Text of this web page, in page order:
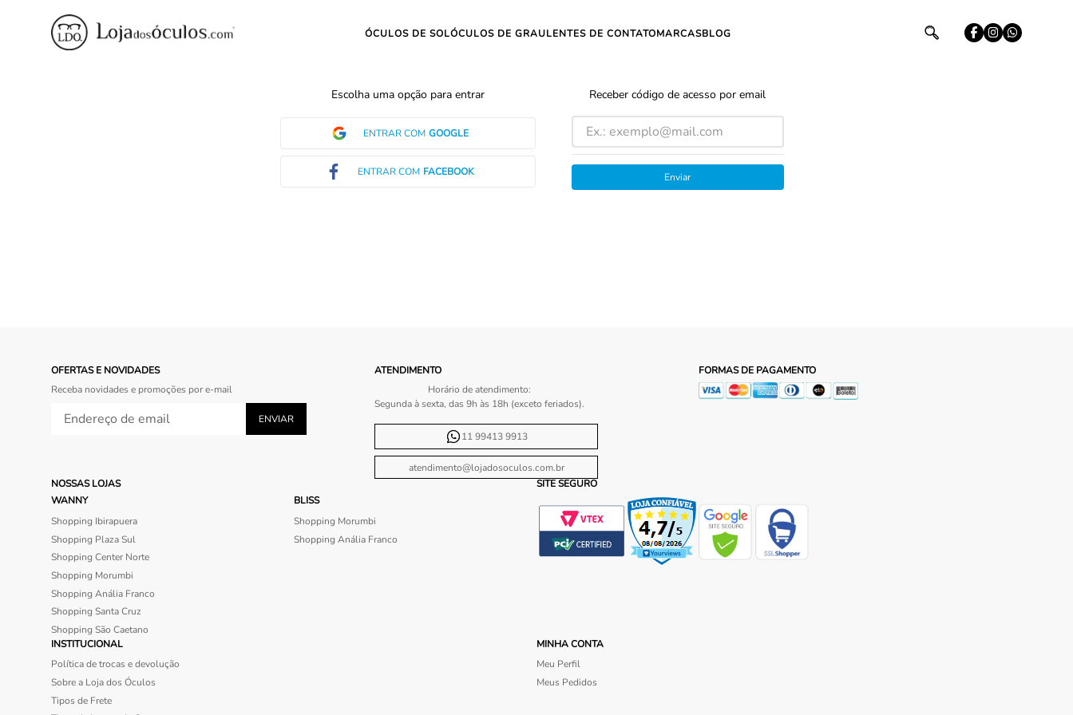
ÓCULOS DE SOLÓCULOS DE GRAULENTES DE CONTATOMARCASBLOG
Escolha uma opção para entrar
ENTRAR COM GOOGLE
ENTRAR COM FACEBOOK
Receber código de acesso por email
Enviar
OFERTAS E NOVIDADES
Receba novidades e promoções por e-mail
ATENDIMENTO
Horário de atendimento:
Segunda à sexta, das 9h às 18h (exceto feriados).
11 99413 9913
atendimento@lojadosoculos.com.br
FORMAS DE PAGAMENTO
NOSSAS LOJAS
WANNY
Shopping Ibirapuera
Shopping Plaza Sul
Shopping Center Norte
Shopping Morumbi
Shopping Anália Franco
Shopping Santa Cruz
Shopping São Caetano
BLISS
Shopping Morumbi
Shopping Anália Franco
SITE SEGURO
INSTITUCIONAL
Política de trocas e devolução
Sobre a Loja dos Óculos
Tipos de Frete
MINHA CONTA
Meu Perfil
Meus Pedidos